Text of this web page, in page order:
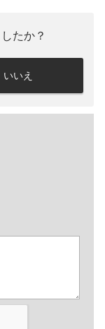
たか？
いいえ